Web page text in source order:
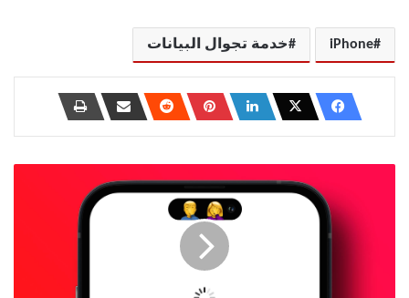
iPhone خدمة تجوال البيانات